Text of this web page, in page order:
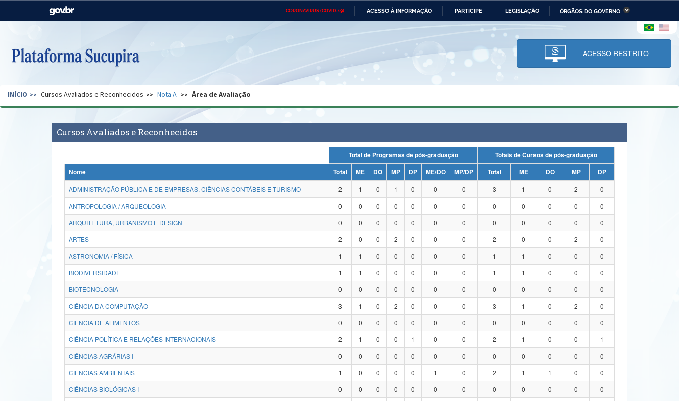
CORONAVÍRUS (COVID-19) ACESSO À INFORMAÇÃO PARTICIPE LEGISLAÇÃO ÓRGÃOS DO GOVERNO
Casa Civil Ministério das Relações Ministério da Economia Ministério da Infraestrutura
Pecuária e Abastecimento
Ministério da Ciência,
Tecnologia, Inovações e
Comunicações
Ministério do Desenvolvimento
Regional e dos Direitos Humanos
Secretaria de Governo Gabinete de Segurança Advocacia-Geral da União Banco Central do Brasil Planalto
ACESSO RESTRITO
INÍCIO Cursos Avaliados e Reconhecidos Nota A Área de Avaliação
Cursos Avaliados e Reconhecidos
Total de Programas de pós-graduação
Totais de Cursos de pós-graduação
Nome
Total ME DO MP DP ME/DO MP/DP Total ME DO MP
DP
ADMINISTRAÇÃO PÚBLICA E DE EMPRESAS, CIÊNCIAS CONTÁBEIS E TURISMO
2 1 0 1 0 0 0 3 1 0 2
0
ANTROPOLOGIA / ARQUEOLOGIA
0 0 0 0 0 0 0 0 0 0 0
0
ARQUITETURA, URBANISMO E DESIGN
0 0 0 0 0 0 0 0 0 0 0
0
ARTES
2 0 0 2 0 0 0 2 0 0 2
0
ASTRONOMIA / FÍSICA
1 1 0 0 0 0 0 1 1 0 0
0
BIODIVERSIDADE
1 1 0 0 0 0 0 1 1 0 0
0
BIOTECNOLOGIA
0 0 0 0 0 0 0 0 0 0 0
0
CIÊNCIA DA COMPUTAÇÃO
3 1 0 2 0 0 0 3 1 0 2
0
CIÊNCIA DE ALIMENTOS
0 0 0 0 0 0 0 0 0 0 0
0
CIÊNCIA POLÍTICA E RELAÇÕES INTERNACIONAIS
2 1 0 0 1 0 0 2 1 0 0
1
CIÊNCIAS AGRÁRIAS I
0 0 0 0 0 0 0 0 0 0 0
0
CIÊNCIAS AMBIENTAIS
1 0 0 0 0 1 0 2 1 1 0
0
CIÊNCIAS BIOLÓGICAS I
0 0 0 0 0 0 0 0 0 0 0
0